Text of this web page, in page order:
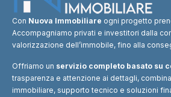
Con Nuova Immobiliare ogni progetto
Accompagniamo privati e investitori dalla
valorizzazione dell’immobile, fino alla
Offriamo un servizio completo basato su
trasparenza e attenzione ai dettagli,
immobiliare, supporto tecnico e soluzioni